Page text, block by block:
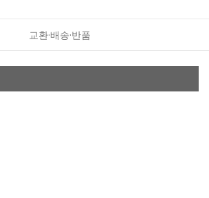
교환·배송·반품